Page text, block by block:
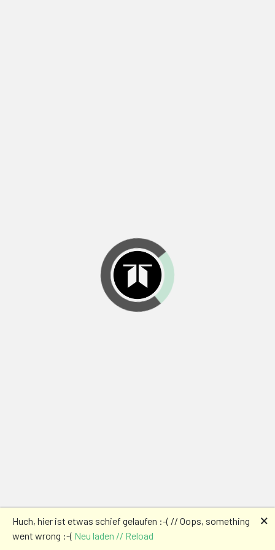
Huch, hier ist etwas schief gelaufen :-( // Oops, something
went wrong :-( Neu laden // Reload
🗙